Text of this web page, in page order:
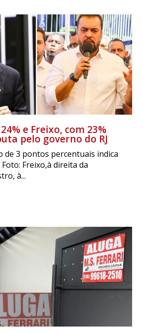
e Freixo, com 23%
pelo governo do RJ
de 3 pontos percentuais indica
Freixo,à direita da
à...